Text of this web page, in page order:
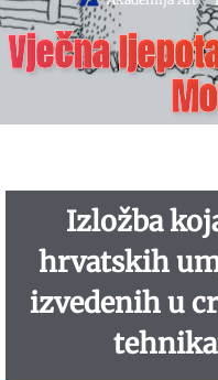
Vječna
Izložba
hrvatskih
izvedenih u